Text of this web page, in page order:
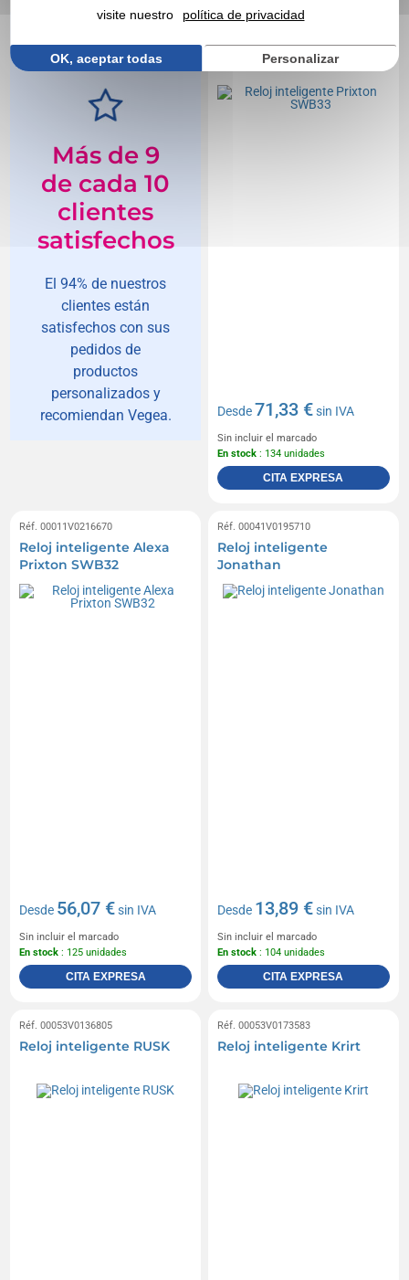
Más de 9
de cada 10
clientes
satisfechos
El 94% de nuestros
clientes están
satisfechos con sus
pedidos de
productos
personalizados y
recomiendan Vegea.
Reloj inteligente Prixton
SWB33
Desde71,33 €sin IVA
Sin incluir el marcado
En stock : 134 unidades
CITA EXPRESA
Réf. 00011V0216670
Reloj inteligente Alexa
Prixton SWB32
Desde 56,07 €sin IVA
Sin incluir el marcado
En stock : 125 unidades
CITA EXPRESA
Réf. 00041V0195710
Reloj inteligente
Jonathan
Desde 13,89 €sin IVA
Sin incluir el marcado
En stock : 104 unidades
CITA EXPRESA
Réf. 00053V0136805
Reloj inteligente RUSK
Réf. 00053V0173583
Reloj inteligente Krirt
visite nuestro
política de privacidad
OK, aceptar todas Personalizar